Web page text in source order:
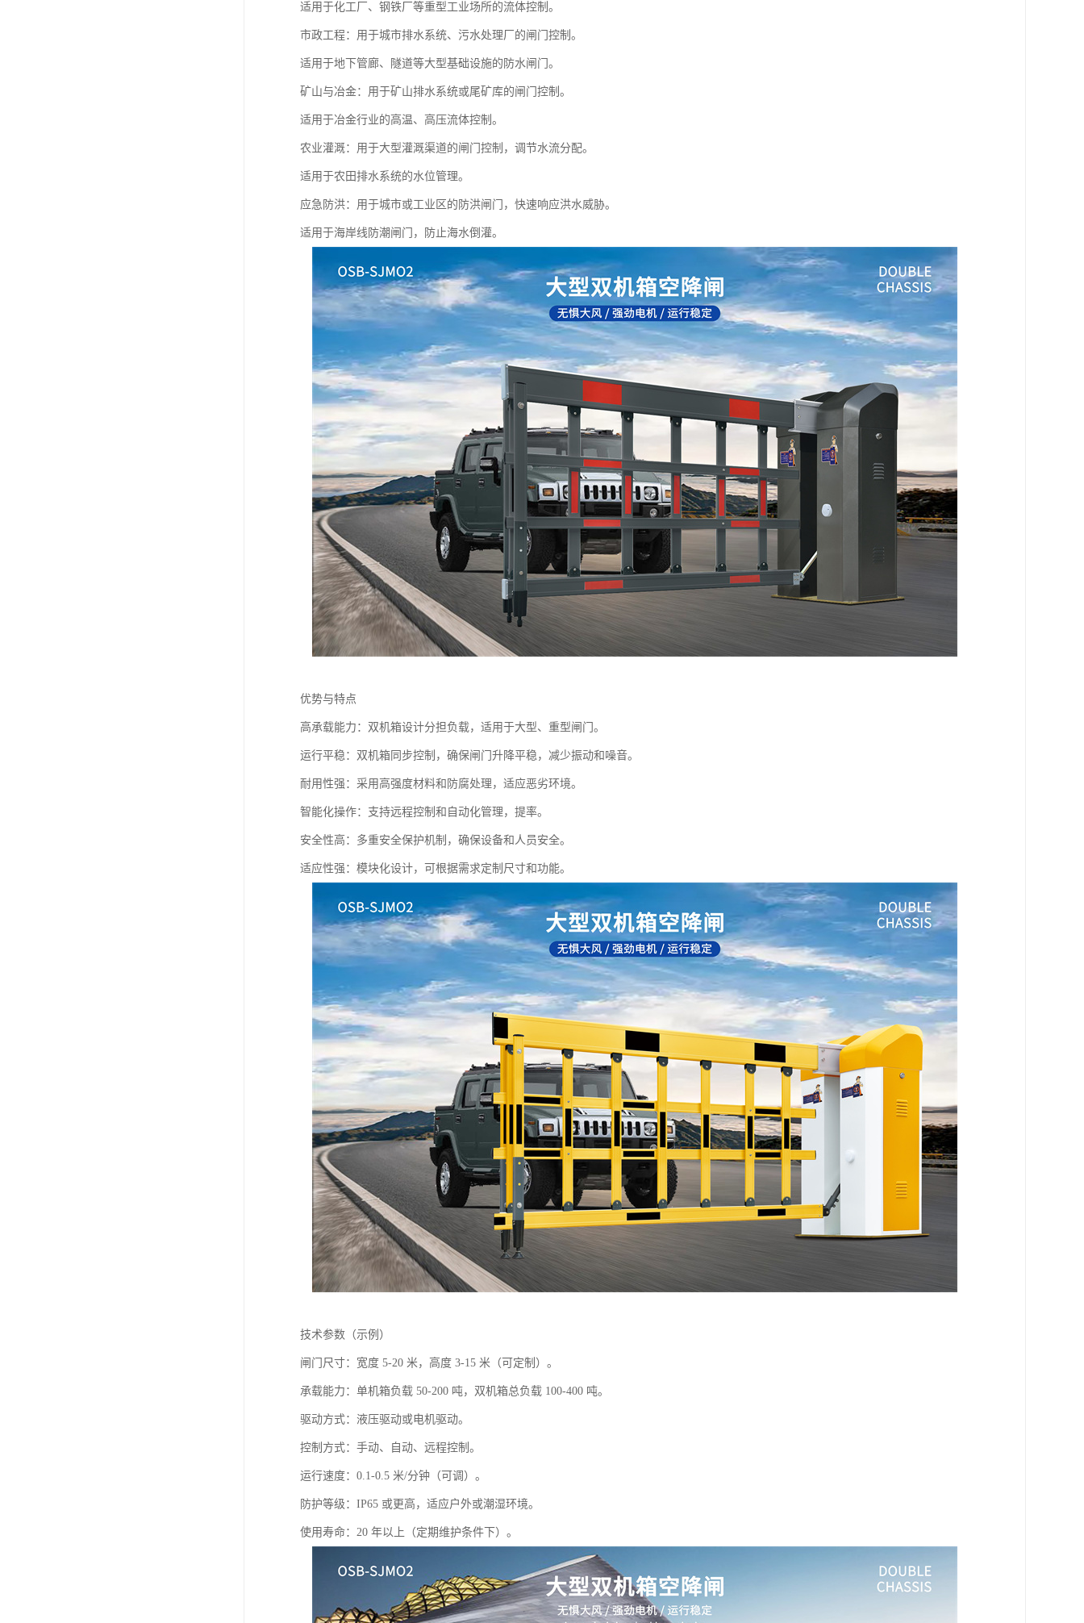
适用于化工厂、钢铁厂等重型工业场所的流体控制。
市政工程：用于城市排水系统、污水处理厂的闸门控制。
适用于地下管廊、隧道等大型基础设施的防水闸门。
矿山与冶金：用于矿山排水系统或尾矿库的闸门控制。
适用于冶金行业的高温、高压流体控制。
农业灌溉：用于大型灌溉渠道的闸门控制，调节水流分配。
适用于农田排水系统的水位管理。
应急防洪：用于城市或工业区的防洪闸门，快速响应洪水威胁。
适用于海岸线防潮闸门，防止海水倒灌。
优势与特点
高承载能力：双机箱设计分担负载，适用于大型、重型闸门。
运行平稳：双机箱同步控制，确保闸门升降平稳，减少振动和噪音。
耐用性强：采用高强度材料和防腐处理，适应恶劣环境。
智能化操作：支持远程控制和自动化管理，提率。
安全性高：多重安全保护机制，确保设备和人员安全。
适应性强：模块化设计，可根据需求定制尺寸和功能。
技术参数（示例）
闸门尺寸：宽度 5-20 米，高度 3-15 米（可定制）。
承载能力：单机箱负载 50-200 吨，双机箱总负载 100-400 吨。
驱动方式：液压驱动或电机驱动。
控制方式：手动、自动、远程控制。
运行速度：0.1-0.5 米/分钟（可调）。
防护等级：IP65 或更高，适应户外或潮湿环境。
使用寿命：20 年以上（定期维护条件下）。